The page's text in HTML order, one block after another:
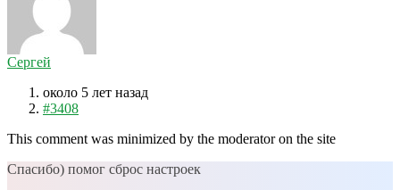
Сергей
около 5 лет назад
#3408
This comment was minimized by the moderator on the site
Спасибо) помог сброс настроек